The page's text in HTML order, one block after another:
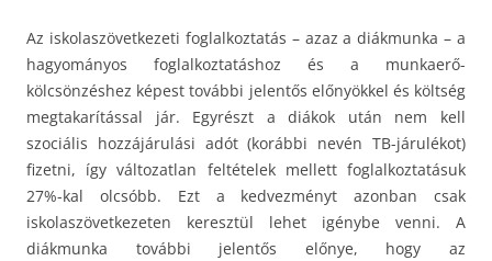
Az iskolaszövetkezeti foglalkoztatás – azaz a diákmunka – a
hagyományos foglalkoztatáshoz és a munkaerő-
kölcsönzéshez képest további jelentős előnyökkel és költség
megtakarítással jár. Egyrészt a diákok után nem kell
szociális hozzájárulási adót (korábbi nevén TB-járulékot)
fizetni, így változatlan feltételek mellett foglalkoztatásuk
27%-kal olcsóbb. Ezt a kedvezményt azonban csak
iskolaszövetkezeten keresztül lehet igénybe venni. A
diákmunka további jelentős előnye, hogy az